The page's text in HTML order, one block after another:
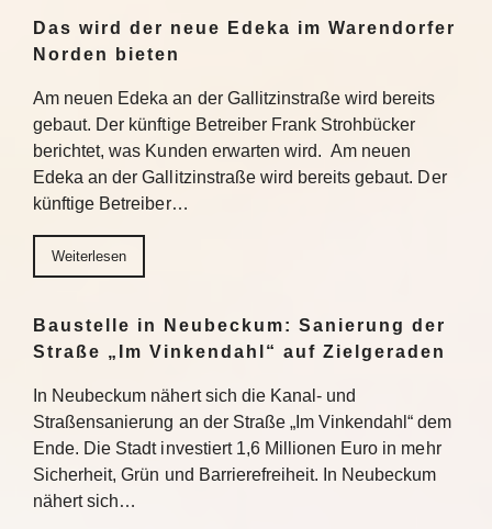
Das wird der neue Edeka im Warendorfer
Norden bieten
Am neuen Edeka an der Gallitzinstraße wird bereits
gebaut. Der künftige Betreiber Frank Strohbücker
berichtet, was Kunden erwarten wird. Am neuen
Edeka an der Gallitzinstraße wird bereits gebaut. Der
künftige Betreiber…
Weiterlesen
Baustelle in Neubeckum: Sanierung der
Straße „Im Vinkendahl“ auf Zielgeraden
In Neubeckum nähert sich die Kanal- und
Straßensanierung an der Straße „Im Vinkendahl“ dem
Ende. Die Stadt investiert 1,6 Millionen Euro in mehr
Sicherheit, Grün und Barrierefreiheit. In Neubeckum
nähert sich…